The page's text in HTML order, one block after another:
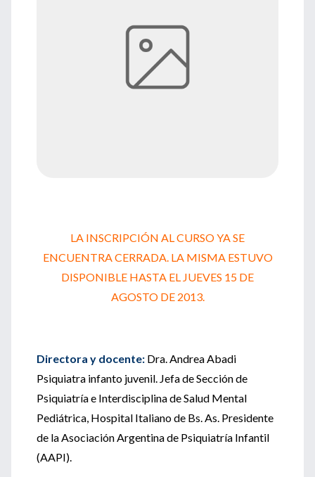
LA INSCRIPCIÓN AL CURSO YA SE
ENCUENTRA CERRADA. LA MISMA ESTUVO
DISPONIBLE HASTA EL JUEVES 15 DE
AGOSTO DE 2013.
Directora y docente: Dra. Andrea Abadi
Psiquiatra infanto juvenil. Jefa de Sección de
Psiquiatría e Interdisciplina de Salud Mental
Pediátrica, Hospital Italiano de Bs. As. Presidente
de la Asociación Argentina de Psiquiatría Infantil
(AAPI).